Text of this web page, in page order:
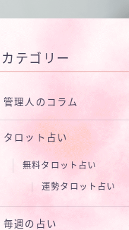
カテゴリー
管理人のコラム
タロット占い
無料タロット占い
運勢タロット占い
毎週の占い